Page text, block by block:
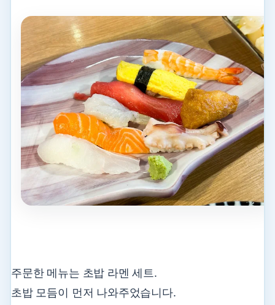
주문한 메뉴는 초밥 라멘 세트.
초밥 모듬이 먼저 나와주었습니다.